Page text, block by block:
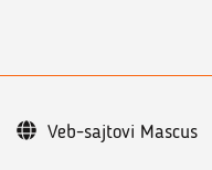
Veb-sajtovi Mascus